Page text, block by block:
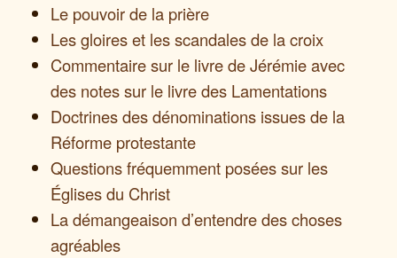
Le pouvoir de la prière
Les gloires et les scandales de la croix
Commentaire sur le livre de Jérémie avec
des notes sur le livre des Lamentations
Doctrines des dénominations issues de la
Réforme protestante
Questions fréquemment posées sur les
Églises du Christ
La démangeaison d’entendre des choses
agréables